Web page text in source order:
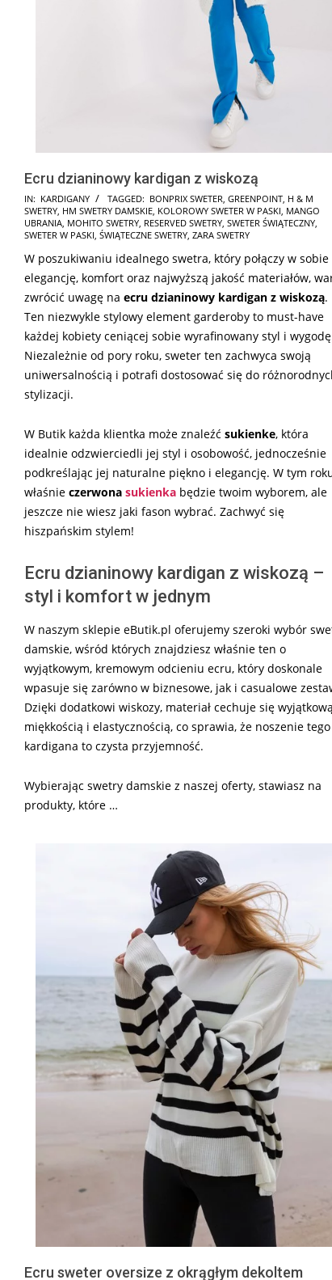
Ecru dzianinowy kardigan z wiskozą
2025-
11-
20
IN: KARDIGANY TAGGED: BONPRIX SWETER GREENPOINT H & M
SWETRY HM SWETRY DAMSKIE KOLOROWY SWETER W PASKI MANGO
UBRANIA MOHITO SWETRY RESERVED SWETRY SWETER ŚWIĄTECZNY
SWETER W PASKI ŚWIĄTECZNE SWETRY ZARA SWETRY
W poszukiwaniu idealnego swetra, który połączy w sobie
elegancję, komfort oraz najwyższą jakość materiałów,
zwrócić uwagę na ecru dzianinowy kardigan z wiskozą.
Ten niezwykle stylowy element garderoby to must-have
każdej kobiety ceniącej sobie wyrafinowany styl i
Niezależnie od pory roku, sweter ten zachwyca swoją
uniwersalnością i potrafi dostosować się do
stylizacji.
W Butik każda klientka może znaleźć sukienke, która
idealnie odzwierciedli jej styl i osobowość, jednocześnie
podkreślając jej naturalne piękno i elegancję. W tym
właśnie czerwona sukienka będzie twoim wyborem, ale
jeszcze nie wiesz jaki fason wybrać. Zachwyć się
hiszpańskim stylem!
Ecru dzianinowy kardigan z wiskozą –
styl i komfort w jednym
W naszym sklepie eButik.pl oferujemy szeroki wybór
damskie, wśród których znajdziesz właśnie ten o
wyjątkowym, kremowym odcieniu ecru, który doskonale
wpasuje się zarówno w biznesowe, jak i casualowe
Dzięki dodatkowi wiskozy, materiał cechuje się wyjątkową
miękkością i elastycznością, co sprawia, że noszenie tego
kardigana to czysta przyjemność.
Wybierając swetry damskie z naszej oferty, stawiasz na
produkty, które …
Ecru sweter oversize z okrągłym dekoltem